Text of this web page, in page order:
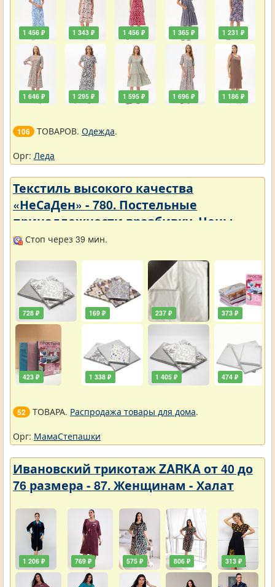
1 456 ₽
1 646 ₽
1 343 ₽
1 295 ₽
1 456 ₽
1 595 ₽
1 365 ₽
1 696 ₽
1 231 ₽
1 186 ₽
106 ТОВАРОВ. Одежда.
Орг: Леда
Текстиль высокого качества
«НеСаДен» - 780. Постельные
принадлежности вразбивку. Цены
упали
Стоп через 39 мин.
728 ₽
423 ₽
169 ₽
1 338 ₽
237 ₽
1 405 ₽
373 ₽
474 ₽
52 ТОВАРА. Распродажа товары для дома.
Орг: МамаСтепашки
Ивановский трикотаж ZARKA от 40 до
76 размера - 87. Женщинам - Халат
1 206 ₽ 769 ₽ 575 ₽ 806 ₽ 313 ₽